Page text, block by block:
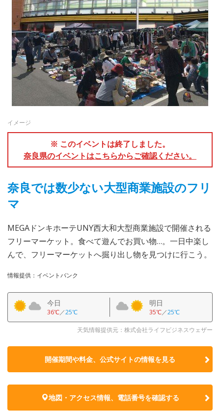
イメージ
※ このイベントは終了しました。
奈良県のイベントはこちらからご確認ください。
奈良では数少ない大型商業施設のフリ
マ
MEGAドンキホーテUNY西大和大型商業施設で開催される
フリーマーケット。食べて遊んでお買い物…。一日中楽し
んで、フリーマーケットへ掘り出し物を見つけに行こう。
情報提供：イベントバンク
今日
36℃／25℃
明日
35℃／25℃
天気情報提供元：株式会社ライフビジネスウェザー
開催期間や料金、公式サイトの情報を見る
地図・アクセス情報、電話番号を確認する